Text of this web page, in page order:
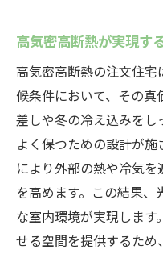
高気密高断熱が実現す
高気密高断熱の注文住
候条件において、その真
差しや冬の冷え込みを
よく保つための設計が
により外部の熱や冷気
を高めます。この結果
な室内環境が実現しま
せる空間を提供するた